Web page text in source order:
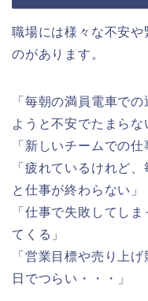
職場には様々な不安
のがあります。
「毎朝の満員電車で
ようと不安でたまらな
「新しいチームでの
「疲れているけれど
と仕事が終わらない」
「仕事で失敗してし
てくる」
「営業目標や売り上
日でつらい・・・」